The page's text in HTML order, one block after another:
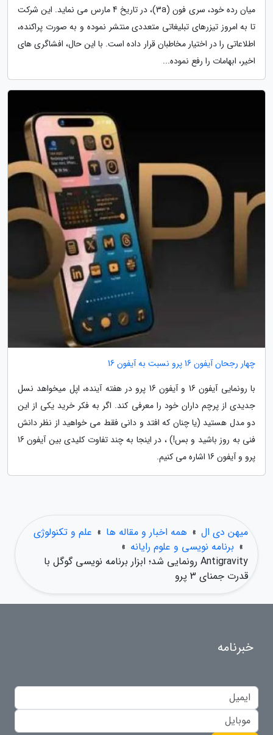
میان رده خود، سری فون (3a)، در تاریخ 4 مارس می نماید. این شرکت
تا به امروز تیزرهای تبلیغاتی متعددی منتشر نموده و به صورت پراکنده،
اطلاعاتی را در اختیار مخاطبان قرار داده است. با این حال، افشاگری های
اخیر، ابهامات را رفع نموده...
چهار رجحان آیفون 16 پرو نسبت به آیفون 16
با رونمایی آیفون 16 و آیفون 16 پرو در هفته آینده، اپل میخواهد نسل
جدیدی از پرچم داران خود را معرفی کند. اگر به فکر خرید یکی از این
دو مدل هستید (یا چنان که افتد و دانی فقط می خواهید از نظر دانش
فنی به روز باشید و بس!) ، در اینجا به چند تفاوت کلیدی بین آیفون 16
پرو و آیفون 16 اشاره می کنیم.
میهن دی ال » همه اخبار و مقاله ها » علم و تکنولوژی
» برنامه نویسی و علوم رایانه »
Antigravity رونمایی شد؛ ابزار برنامه نویسی گوگل با
قدرت جمنای 3 پرو
خبرنامه